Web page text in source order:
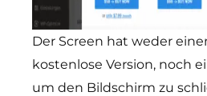
Der Screen hat weder
kostenlose Version, noch
um den Bildschirm zu